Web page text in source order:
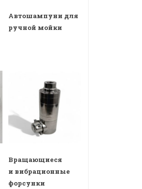
Автошампуни для
ручной мойки
Вращающиеся
и вибрационные
форсунки